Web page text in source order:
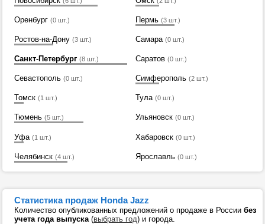
Оренбург (0 шт.) Пермь (3 шт.)
Ростов-на-Дону (3 шт.) Самара (0 шт.)
Санкт-Петербург (8 шт.) Саратов (0 шт.)
Севастополь (0 шт.) Симферополь (2 шт.)
Томск (1 шт.) Тула (0 шт.)
Тюмень (5 шт.) Ульяновск (0 шт.)
Уфа (1 шт.) Хабаровск (0 шт.)
Челябинск (4 шт.) Ярославль (0 шт.)
Статистика продаж Honda Jazz
Количество опубликованных предложений о продаже в России без
учета года выпуска(выбрать год) и города.